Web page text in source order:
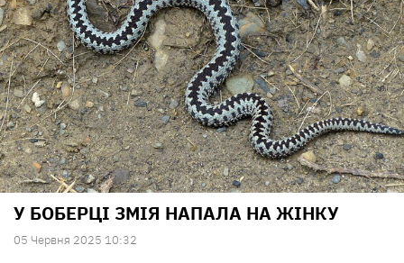
У БОБЕРЦІ ЗМІЯ НАПАЛА НА ЖІНКУ
05 Червня 2025 10:32